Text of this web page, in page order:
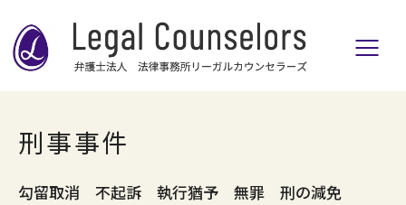
刑事事件
勾留取消 不起訴 執行猶予 無罪 刑の減免